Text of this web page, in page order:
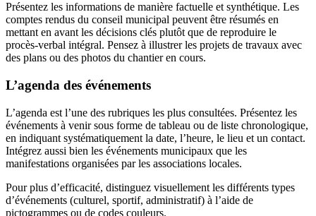
Présentez les informations de manière factuelle et synthétique. Les
comptes rendus du conseil municipal peuvent être résumés en
mettant en avant les décisions clés plutôt que de reproduire le
procès-verbal intégral. Pensez à illustrer les projets de travaux avec
des plans ou des photos du chantier en cours.
L’agenda des événements
L’agenda est l’une des rubriques les plus consultées. Présentez les
événements à venir sous forme de tableau ou de liste chronologique,
en indiquant systématiquement la date, l’heure, le lieu et un contact.
Intégrez aussi bien les événements municipaux que les
manifestations organisées par les associations locales.
Pour plus d’efficacité, distinguez visuellement les différents types
d’événements (culturel, sportif, administratif) à l’aide de
pictogrammes ou de codes couleurs.